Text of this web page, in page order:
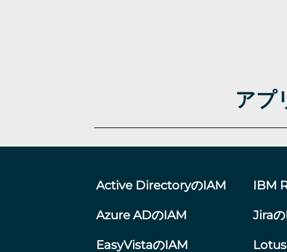
アプ
Active DirectoryのIAM
Azure ADのIAM
EasyVistaのIAM
IBM
Jira